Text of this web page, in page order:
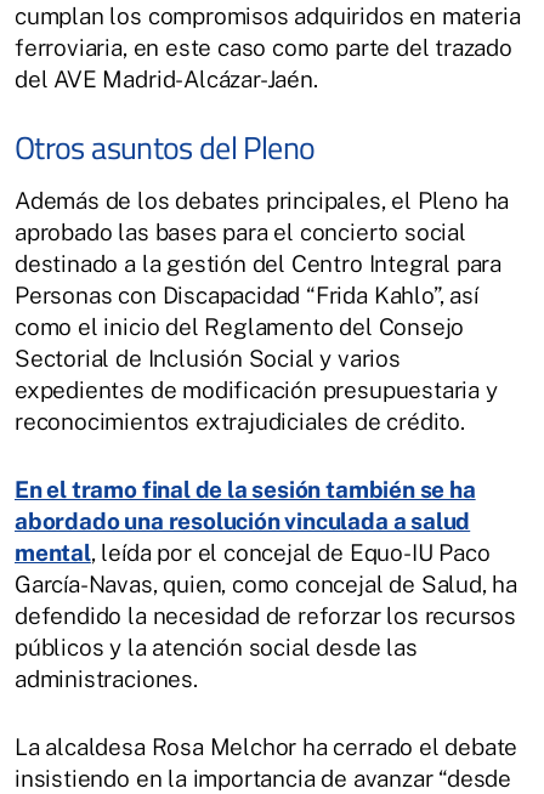
cumplan los compromisos adquiridos en materia
ferroviaria, en este caso como parte del trazado
del AVE Madrid-Alcázar-Jaén.
Otros asuntos del Pleno
Además de los debates principales, el Pleno ha
aprobado las bases para el concierto social
destinado a la gestión del Centro Integral para
Personas con Discapacidad “Frida Kahlo”, así
como el inicio del Reglamento del Consejo
Sectorial de Inclusión Social y varios
expedientes de modificación presupuestaria y
reconocimientos extrajudiciales de crédito.
En el tramo final de la sesión también se ha
abordado una resolución vinculada a salud
mental, leída por el concejal de Equo-IU Paco
García-Navas, quien, como concejal de Salud, ha
defendido la necesidad de reforzar los recursos
públicos y la atención social desde las
administraciones.
La alcaldesa Rosa Melchor ha cerrado el debate
insistiendo en la importancia de avanzar “desde